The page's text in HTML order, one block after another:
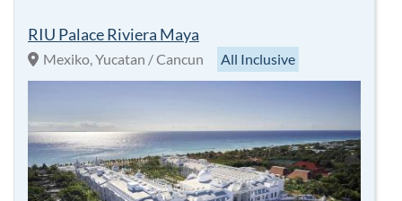
RIU Palace Riviera Maya
Mexiko, Yucatan / Cancun All Inclusive